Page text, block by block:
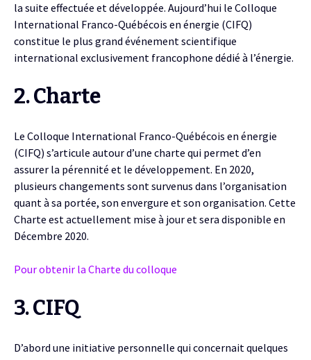
la suite effectuée et développée. Aujourd’hui le Colloque
International Franco-Québécois en énergie (CIFQ)
constitue le plus grand événement scientifique
international exclusivement francophone dédié à l’énergie.
2. Charte
Le Colloque International Franco-Québécois en énergie
(CIFQ) s’articule autour d’une charte qui permet d’en
assurer la pérennité et le développement. En 2020,
plusieurs changements sont survenus dans l’organisation
quant à sa portée, son envergure et son organisation. Cette
Charte est actuellement mise à jour et sera disponible en
Décembre 2020.
Pour obtenir la Charte du colloque
3. CIFQ
D’abord une initiative personnelle qui concernait quelques